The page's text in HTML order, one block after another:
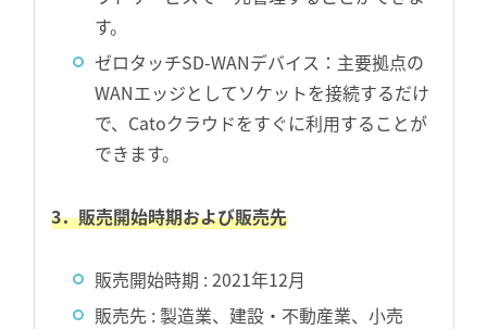
す。
ゼロタッチSD-WANデバイス：主要拠点の
WANエッジとしてソケットを接続するだけ
で、Catoクラウドをすぐに利用することが
できます。
3．販売開始時期および販売先
販売開始時期 : 2021年12月
販売先 : 製造業、建設・不動産業、小売